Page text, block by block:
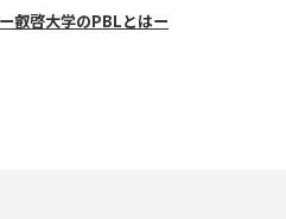
叡啓大学のPBLとはー